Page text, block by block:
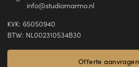
info@studiomarmo.nl
KVK: 65050940
BTW: NL002310534B30
Offerte aanvragen